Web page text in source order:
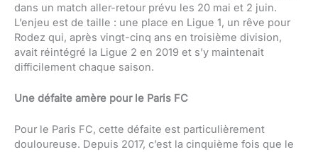
dans un match aller-retour prévu les 20 mai et 2 juin.
L’enjeu est de taille : une place en Ligue 1, un rêve pour
Rodez qui, après vingt-cinq ans en troisième division,
avait réintégré la Ligue 2 en 2019 et s’y maintenait
difficilement chaque saison.
Une défaite amère pour le Paris FC
Pour le Paris FC, cette défaite est particulièrement
douloureuse. Depuis 2017, c’est la cinquième fois que le